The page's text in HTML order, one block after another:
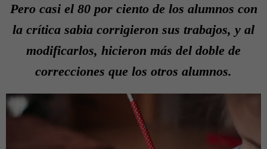
Pero casi el 80 por ciento de los alumnos con
la crítica sabia corrigieron sus trabajos, y al
modificarlos, hicieron más del doble de
correcciones que los otros alumnos.